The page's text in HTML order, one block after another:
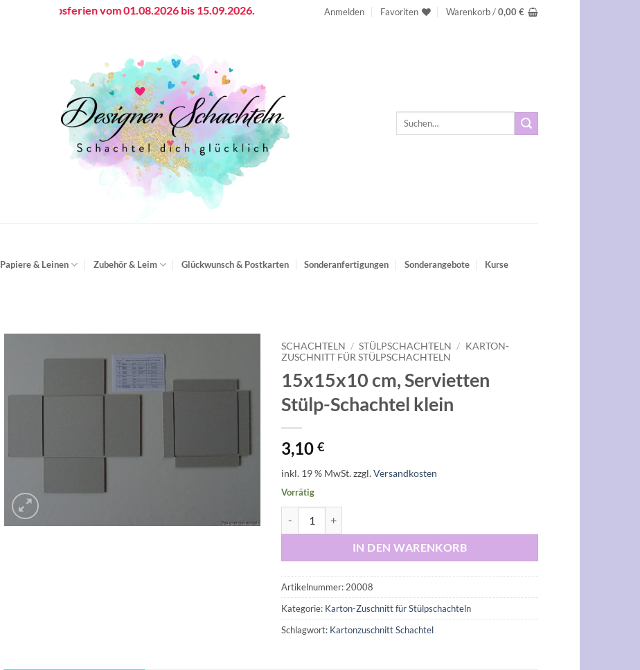
Betriebsferien vom 01.08.2026 bis 15.09.2026. Anmelden Favoriten Warenkorb /0,00€
Suchen
Papiere & Leinen Zubehör & Leim Glückwunsch & Postkarten Sonderanfertigungen Sonderangebote Kurse
Auf die
Wunschliste
SCHACHTELN / STÜLPSCHACHTELN / KARTON-
ZUSCHNITT FÜR STÜLPSCHACHTELN
15x15x10 cm, Servietten
Stülp-Schachtel klein
3,10€
inkl. 19 % MwSt.zzgl.Versandkosten
Vorrätig
IN DEN WARENKORB
Artikelnummer: 20008
Kategorie: Karton-Zuschnitt für Stülpschachteln
Schlagwort: Kartonzuschnitt Schachtel